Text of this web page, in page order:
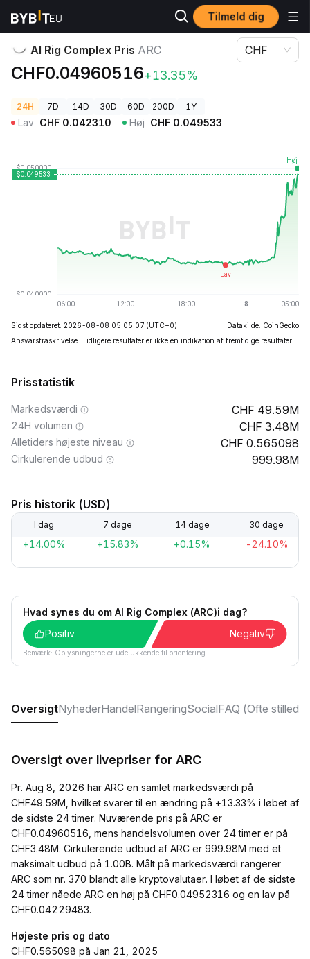
Tilmeld dig
Kryptopriser
AI Rig Complex Pris ARC
CHF0.04960516+13.35%
CHF
24H 7D 14D 30D 60D 200D 1Y
Lav CHF 0.042310 Høj CHF 0.049533
Sidst opdateret: 2026-08-08 05:05:07 (UTC+0)
Datakilde: CoinGecko
Ansvarsfraskrivelse: Tidligere resultater er ikke en indikation af fremtidige resultater.
Prisstatistik
Markedsværdi 49.59M
24H volumen 3.48M
Alletiders højeste niveau 0.565098
Cirkulerende udbud 999.98M
Pris historik (USD)
I dag 7 dage 14 dage 30 dage
+14.00% +15.83% +0.15% -24.10%
Hvad synes du om AI Rig Complex (ARC)i dag?
Positiv
Negativ
Bemærk: Oplysningerne er udelukkende til orientering.
OversigtNyhederHandelRangeringSocialFAQ (Ofte stillede
Oversigt over livepriser for ARC
Pr. Aug 8, 2026 har ARC en samlet markedsværdi på
CHF49.59M, hvilket svarer til en ændring på +13.33% i løbet af
de sidste 24 timer. Nuværende pris på ARC er
CHF0.04960516, mens handelsvolumen over 24 timer er på
CHF3.48M. Cirkulerende udbud af ARC er 999.98M med et
maksimalt udbud på 1.00B. Målt på markedsværdi rangerer
ARC som nr. 370 blandt alle kryptovalutaer. I løbet af de sidste
24 timer nåede ARC en høj på CHF0.04952316 og en lav på
CHF0.04229483.
Højeste pris og dato
CHF0.565098 på Jan 21, 2025